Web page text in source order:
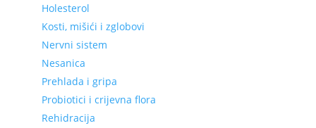
Holesterol
Kosti, mišići i zglobovi
Nervni sistem
Nesanica
Prehlada i gripa
Probiotici i crijevna flora
Rehidracija